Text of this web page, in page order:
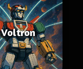
Voltron